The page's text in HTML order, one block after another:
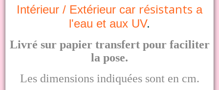
Intérieur / Extérieur car résistants a
l'eau et aux UV.
Livré sur papier transfert pour faciliter
la pose.
Les dimensions indiquées sont en cm.